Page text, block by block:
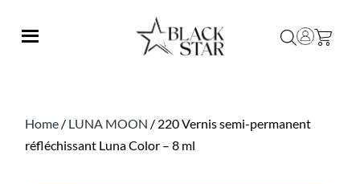
Home / LUNA MOON / 220 Vernis semi-permanent
réfléchissant Luna Color – 8 ml